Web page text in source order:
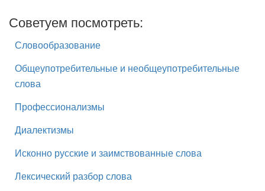
Советуем посмотреть:
Словообразование
Общеупотребительные и необщеупотребительные
слова
Профессионализмы
Диалектизмы
Исконно русские и заимствованные слова
Лексический разбор слова